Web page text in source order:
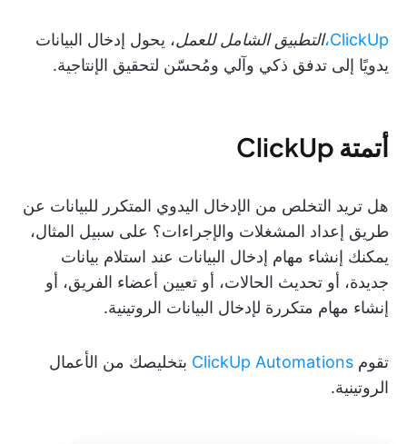
ClickUp، التطبيق الشامل للعمل، يحول إدخال البيانات
يدويًا إلى تدفق ذكي وآلي ومُحسّن لتحقيق الإنتاجية.
أتمتة ClickUp
هل تريد التخلص من الإدخال اليدوي المتكرر للبيانات عن
طريق إعداد المشغلات والإجراءات؟ على سبيل المثال،
يمكنك إنشاء مهام إدخال البيانات عند استلام بيانات
جديدة، أو تحديث الحالات، أو تعيين أعضاء الفريق، أو
إنشاء مهام متكررة لإدخال البيانات الروتينية.
تقوم ClickUp Automations بتخليصك من الأعمال
الروتينية.